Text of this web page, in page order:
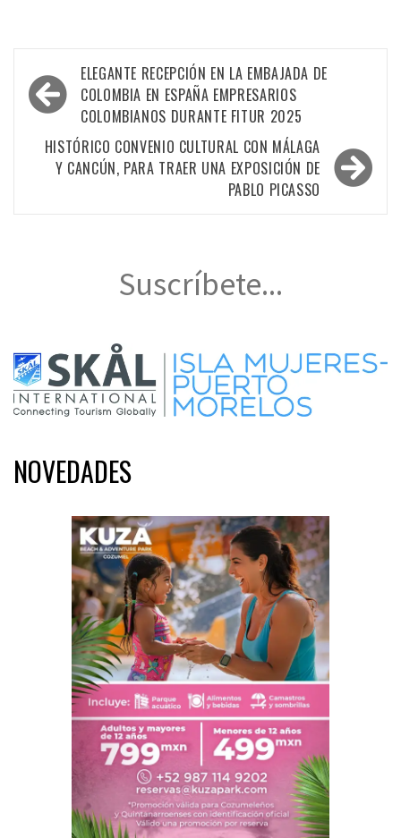
Navegación
de
entradas
ELEGANTE RECEPCIÓN EN LA EMBAJADA DE
COLOMBIA EN ESPAÑA EMPRESARIOS
COLOMBIANOS DURANTE FITUR 2025
HISTÓRICO CONVENIO CULTURAL CON MÁLAGA
Y CANCÚN, PARA TRAER UNA EXPOSICIÓN DE
PABLO PICASSO
Suscríbete...
NOVEDADES